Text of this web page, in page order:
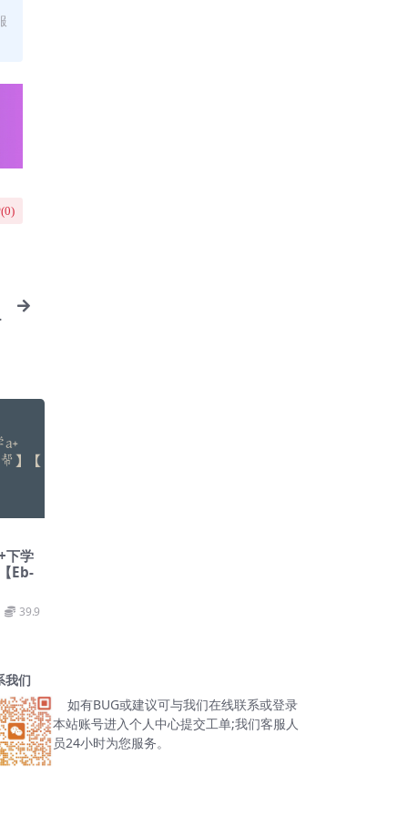
0)
下学
Eb-
39.9
我们
如有BUG或建议可与我们在线联系或登录
本站账号进入个人中心提交工单;我们客服人
员24小时为您服务。